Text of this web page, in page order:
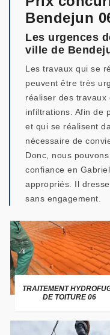
Bendejun
Les urgences
ville de
Les travaux qui se
peuvent être très
réaliser des
infiltrations. Afin de
et qui se réalisent
nécessaire de
Donc, nous
confiance en
appropriés. Il
sans engagement.
TRAITEMENT
DE TOITURE 06